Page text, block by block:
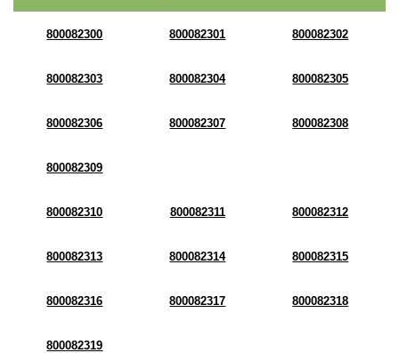
800082300 800082301 800082302
800082303 800082304 800082305
800082306 800082307 800082308
800082309
800082310 800082311 800082312
800082313 800082314 800082315
800082316 800082317 800082318
800082319